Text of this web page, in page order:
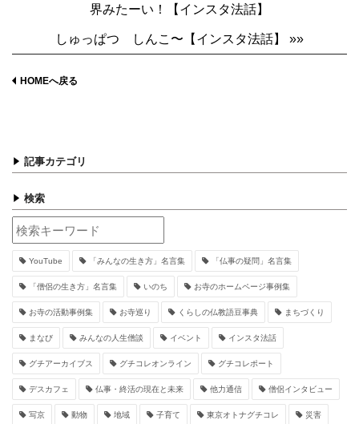
界みたーい！【インスタ法話】
しゅっぱつ しんこ〜【インスタ法話】 »»
HOMEへ戻る
記事カテゴリ
検索
YouTube 「みんなの生き方」名言集 「仏事の疑問」名言集
「僧侶の生き方」名言集 いのち お寺のホームページ事例集
お寺の活動事例集 お寺巡り くらしの仏教語豆事典 まちづくり
まなび みんなの人生僧談 イベント インスタ法話
グチアーカイブス グチコレオンライン グチコレポート
デスカフェ 仏事・終活の現在と未来 他力通信 僧侶インタビュー
写京 動物 地域 子育て 東京オトナグチコレ 災害